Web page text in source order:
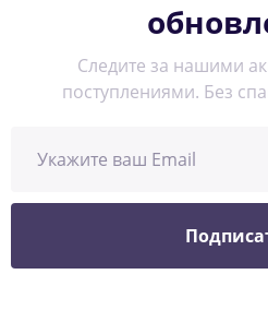
Следите за нашими
поступлениями. Без